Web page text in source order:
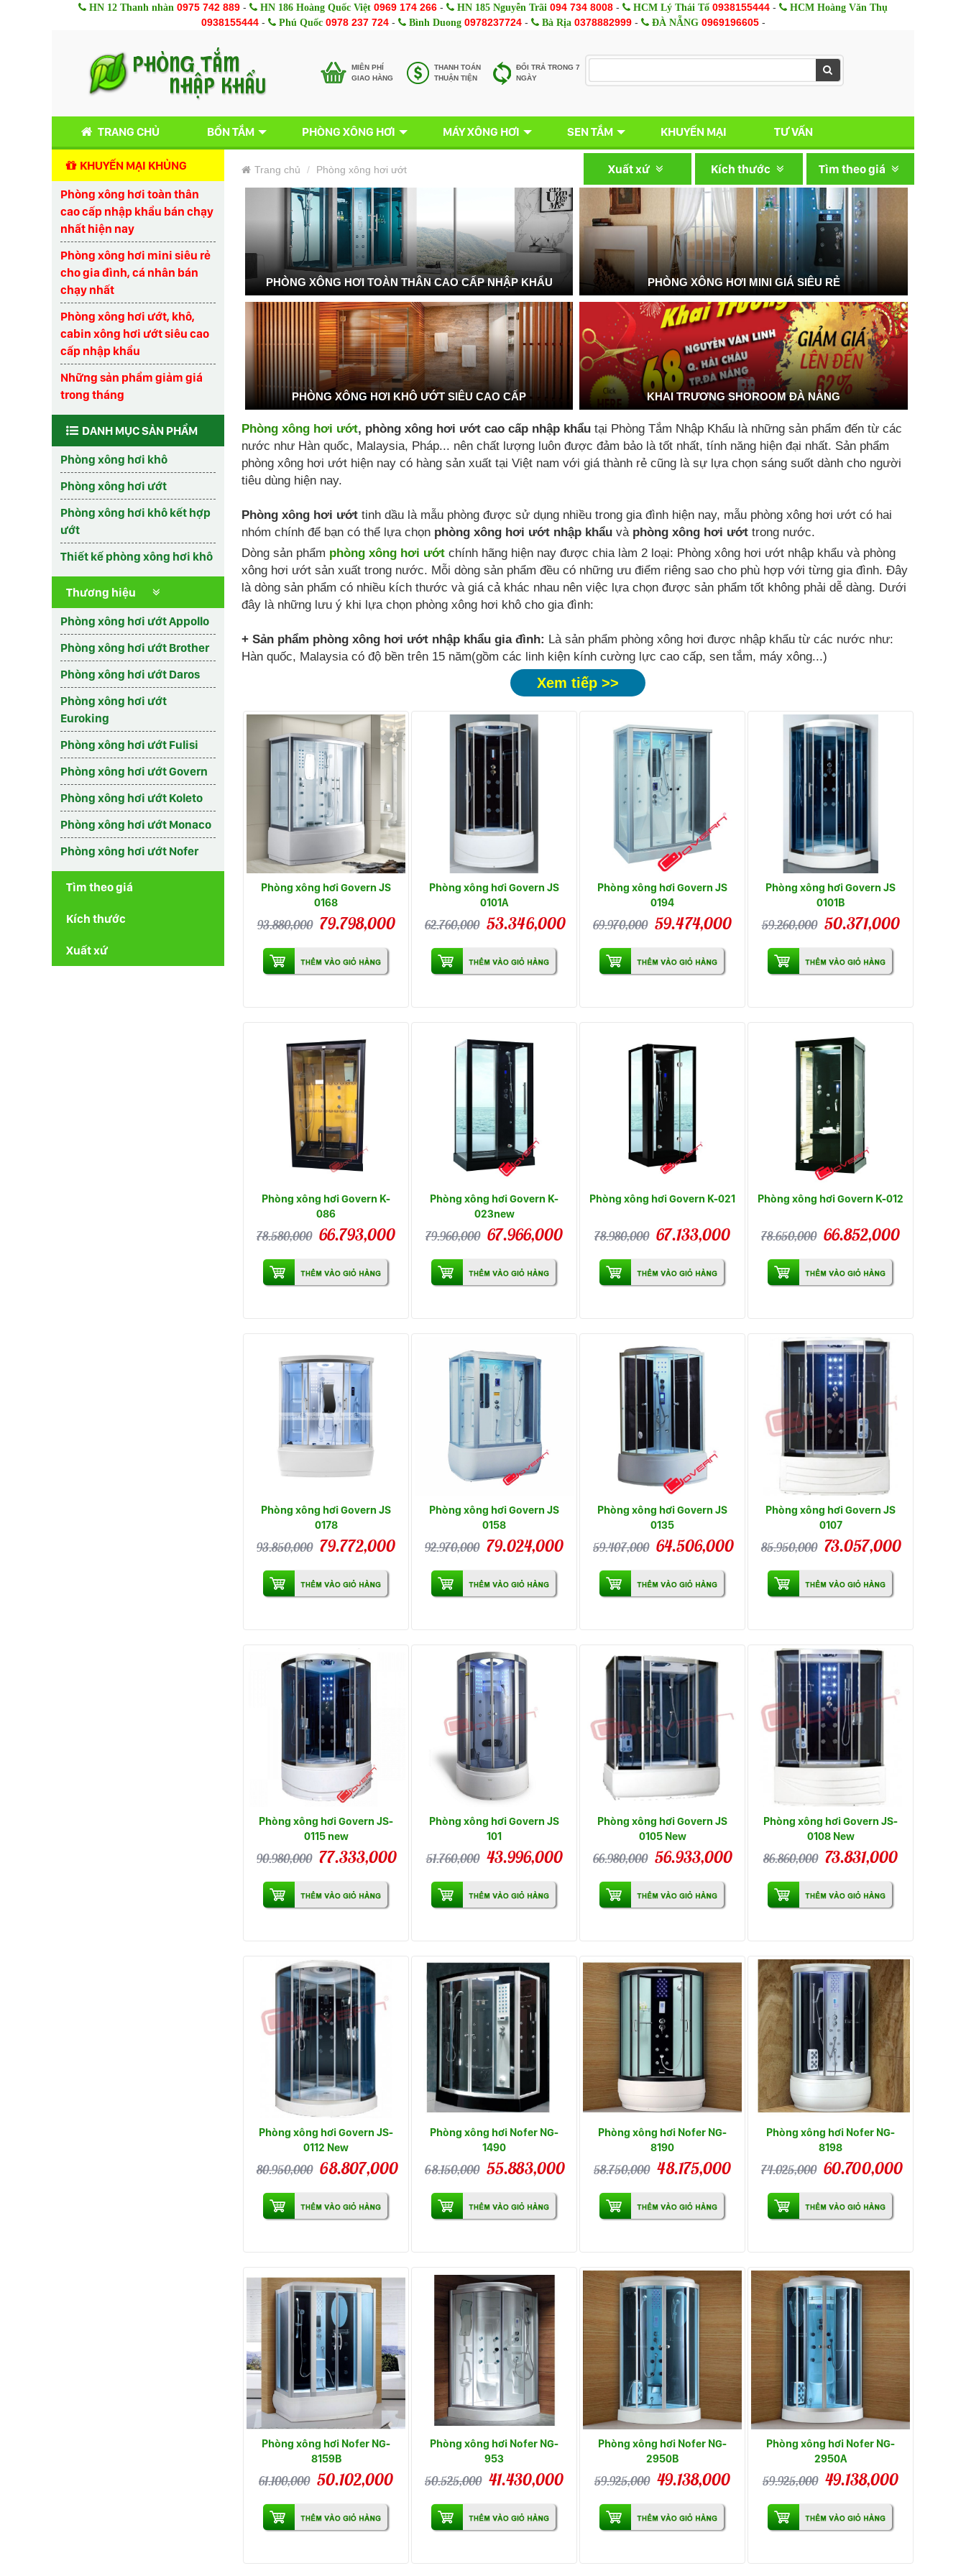
HN 12 Thanh nhàn 0975 742 889 - HN 186 Hoàng Quốc Việt 0969 174 266 - HN 185 Nguyễn Trãi 094 734 8008 - HCM Lý Thái Tổ 0938155444 - HCM Hoàng Văn Thụ
0938155444- Phú Quốc 0978 237 724- Bình Duong 0978237724- Bà Rịa 0378882999- ĐÀ NẴNG 0969196605-
MIÊN PHÍ
GIAO HÀNG
THANH TOÁN
THUẬN TIỆN
ĐỔI TRẢ TRONG 7
NGÀY
TRANG CHỦ BỒN TẮM PHÒNG XÔNG HƠI MÁY XÔNG HƠI SEN TẮM KHUYẾN MẠI TƯ VẤN
KHUYẾN MẠI KHỦNG
Phòng xông hơi toàn thân
cao cấp nhập khẩu bán chạy
nhất hiện nay
Phòng xông hơi mini siêu rẻ
cho gia đình, cá nhân bán
chạy nhất
Phòng xông hơi ướt, khô,
cabin xông hơi ướt siêu cao
cấp nhập khẩu
Những sản phẩm giảm giá
trong tháng
DANH MỤC SẢN PHẨM
Phòng xông hơi khô
Phòng xông hơi ướt
Phòng xông hơi khô kết hợp
ướt
Thiết kế phòng xông hơi khô
Thương hiệu
Phòng xông hơi ướt Appollo
Phòng xông hơi ướt Brother
Phòng xông hơi ướt Daros
Phòng xông hơi ướt
Euroking
Phòng xông hơi ướt Fulisi
Phòng xông hơi ướt Govern
Phòng xông hơi ướt Koleto
Phòng xông hơi ướt Monaco
Phòng xông hơi ướt Nofer
Tìm theo giá
Kích thước
Xuất xứ
Trang chủ Phòng xông hơi ướt Tìm theo giá
Kích thước
Xuất xứ
PHÒNG XÔNG HƠI TOÀN THÂN CAO CẤP NHẬP KHẨU PHÒNG XÔNG HƠI MINI GIÁ SIÊU RẺ
PHÒNG XÔNG HƠI KHÔ ƯỚT SIÊU CAO CẤP KHAI TRƯƠNG SHOROOM ĐÀ NẴNG
Phòng xông hơi ướt, phòng xông hơi ướt cao cấp nhập khẩu tại Phòng Tắm Nhập Khẩu là những sản phẩm đến từ các
nước như Hàn quốc, Malaysia, Pháp... nên chất lượng luôn được đảm bảo là tốt nhất, tính năng hiện đại nhất. Sản phẩm
phòng xông hơi ướt hiện nay có hàng sản xuất tại Việt nam với giá thành rẻ cũng là sự lựa chọn sáng suốt dành cho người
tiêu dùng hiện nay.
Phòng xông hơi ướt tinh dầu là mẫu phòng được sử dụng nhiều trong gia đình hiện nay, mẫu phòng xông hơi ướt có hai
nhóm chính để bạn có thể lựa chọn phòng xông hơi ướt nhập khẩu và phòng xông hơi ướt trong nước.
Dòng sản phẩm phòng xông hơi ướt chính hãng hiện nay được chia làm 2 loại: Phòng xông hơi ướt nhập khẩu và phòng
xông hơi ướt sản xuất trong nước. Mỗi dòng sản phẩm đều có những ưu điểm riêng sao cho phù hợp với từng gia đình. Đây
là dòng sản phẩm có nhiều kích thước và giá cả khác nhau nên việc lựa chọn được sản phẩm tốt không phải dễ dàng. Dưới
đây là những lưu ý khi lựa chọn phòng xông hơi khô cho gia đình:
+ Sản phẩm phòng xông hơi ướt nhập khẩu gia đình: Là sản phẩm phòng xông hơi được nhập khẩu từ các nước như:
Hàn quốc, Malaysia có độ bền trên 15 năm(gồm các linh kiện kính cường lực cao cấp, sen tắm, máy xông...)
Xem tiếp >>
Phòng xông hơi Govern JS
0168
93.880,000 79.798,000
Phòng xông hơi Govern JS
0101A
62.760,000 53.346,000
Phòng xông hơi Govern JS
0194
69.970,000 59.474,000
Phòng xông hơi Govern JS
0101B
59.260,000 50.371,000
Phòng xông hơi Govern K-
086
78.580,000 66.793,000
Phòng xông hơi Govern K-
023new
79.960,000 67.966,000
Phòng xông hơi Govern K-021
78.980,000 67.133,000
Phòng xông hơi Govern K-012
78.650,000 66.852,000
Phòng xông hơi Govern JS
0178
93.850,000 79.772,000
Phòng xông hơi Govern JS
0158
92.970,000 79.024,000
Phòng xông hơi Govern JS
0135
59.407,000 64.506,000
Phòng xông hơi Govern JS
0107
85.950,000 73.057,000
Phòng xông hơi Govern JS-
0115 new
90.980,000 77.333,000
Phòng xông hơi Govern JS
101
51.760,000 43.996,000
Phòng xông hơi Govern JS
0105 New
66.980,000 56.933,000
Phòng xông hơi Govern JS-
0108 New
86.860,000 73.831,000
Phòng xông hơi Govern JS-
0112 New
80.950,000 68.807,000
Phòng xông hơi Nofer NG-
1490
68.150,000 55.883,000
Phòng xông hơi Nofer NG-
8190
58.750,000 48.175,000
Phòng xông hơi Nofer NG-
8198
74.025,000 60.700,000
Phòng xông hơi Nofer NG-
8159B
61.100,000 50.102,000
Phòng xông hơi Nofer NG-
953
50.525,000 41.430,000
Phòng xông hơi Nofer NG-
2950B
59.925,000 49.138,000
Phòng xông hơi Nofer NG-
2950A
59.925,000 49.138,000